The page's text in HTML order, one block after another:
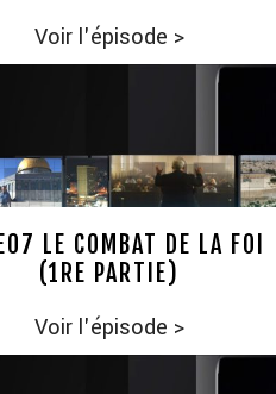
Voir l'épisode >
LE COMBAT DE LA FOI
(1RE PARTIE)
Voir l'épisode >